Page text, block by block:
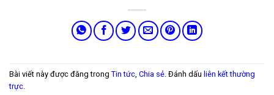
Bài viết này được đăng trong Tin tức Chia sẻ . Đánh dấu liên kết thường
trực